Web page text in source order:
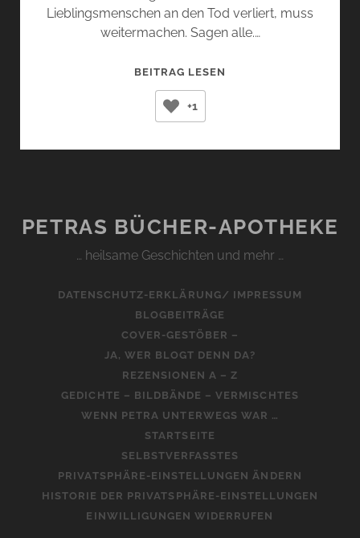
Lieblingsmenschen an den Tod verliert, muss
weitermachen. Sagen alle.…
BEITRAG LESEN
(JAN
+1
PETRAS BÜCHER-APOTHEKE
… heilsame Geschichten und mehr …
DATENSCHUTZ-ERKLÄRUNG/ IMPRESSUM
BLOGBEITRÄGE
COVER-GESTÖBER –
JA, WER BLOGT DENN DA?
REZENSIONEN A – Z
GEDICHTE – BILDBÄNDE – VERMISCHTES
WENN PETRA UNTERWEGS WAR …
STARTSEITE
SELBSTVERFASSTES
PRIVATSPHÄRE-EINSTELLUNGEN ÄNDERN
HISTORIE DER PRIVATSPHÄRE-EINSTELLUNGEN
EINWILLIGUNGEN WIDERRUFEN